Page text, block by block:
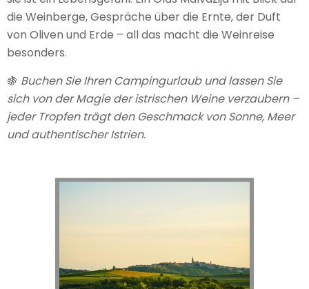
die Weinberge, Gespräche über die Ernte, der Duft
von Oliven und Erde – all das macht die Weinreise
besonders.
🍇 Buchen Sie Ihren Campingurlaub und lassen Sie
sich von der Magie der istrischen Weine verzaubern –
jeder Tropfen trägt den Geschmack von Sonne, Meer
und authentischer Istrien.